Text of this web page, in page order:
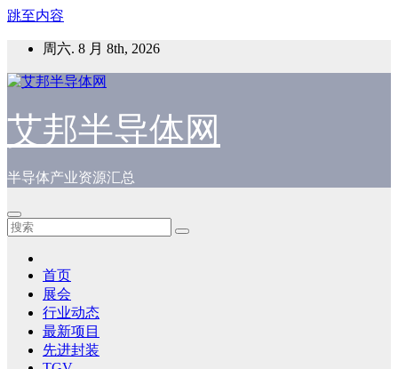
跳至内容
周六. 8 月 8th, 2026
艾邦半导体网
半导体产业资源汇总
首页
展会
行业动态
最新项目
先进封装